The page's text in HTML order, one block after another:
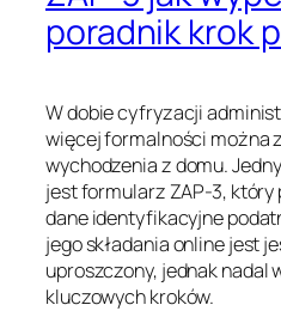
poradnik krok
W dobie cyfryzacji
więcej formalności można
wychodzenia z domu.
jest formularz ZAP-3,
dane identyfikacyjne
jego składania online jest
uproszczony, jednak nadal
kluczowych kroków.